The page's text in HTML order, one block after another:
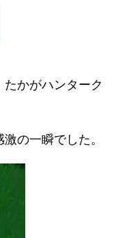
かがハンターク
の一瞬でした。